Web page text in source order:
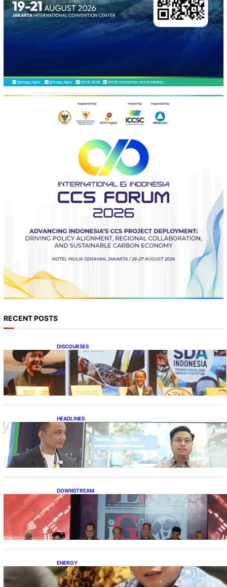
RECENT POSTS
DISCOURSES
Bahlil Luncurkan 10 Buku Rekam Jejak
Kepemimpinan dan Kebijakan
HEADLINES
Teknologi Keselamatan, Penentu Baru
Persaingan Industri Otomotif
DOWNSTREAM
Terbuka, Peluang Usaha bagi IKM Alas Kaki
Lokal
ENERGY
IESR: Kepemimpinan Terpadu jadi Kunci
Percepatan PLTS 100 GW